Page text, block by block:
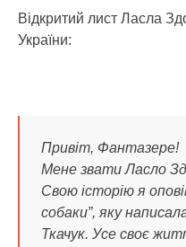
Відкритий лист Ласла
України:
Привіт, Фантазере!
Мене звати Ласло
Свою історію я
собаки”, яку
Ткачук. Усе своє